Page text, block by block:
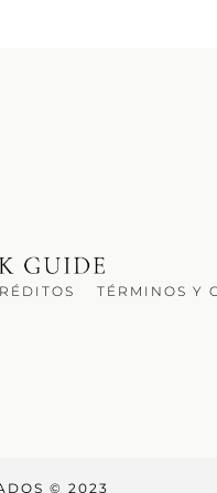
TÉRMINOS Y
© 2023